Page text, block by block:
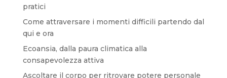
pratici
Come attraversare i momenti difficili partendo dal
qui e ora
Ecoansia, dalla paura climatica alla
consapevolezza attiva
Ascoltare il corpo per ritrovare potere personale